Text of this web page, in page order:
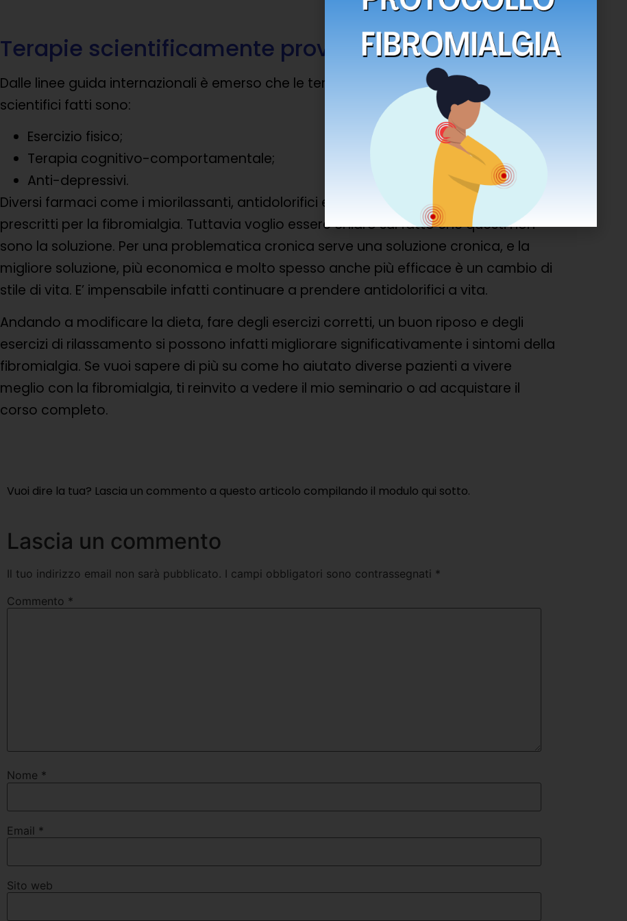
Terapie scientificamente provate
Dalle linee guida internazionali è emerso che le terapie più efficaci secondo gli studi
scientifici fatti sono:
Esercizio fisico;
Terapia cognitivo-comportamentale;
Anti-depressivi.
Diversi farmaci come i miorilassanti, antidolorifici e antiinfiammatori possono essere
prescritti per la fibromialgia. Tuttavia voglio essere chiaro sul fatto che questi non
sono la soluzione. Per una problematica cronica serve una soluzione cronica, e la
migliore soluzione, più economica e molto spesso anche più efficace è un cambio di
stile di vita. E’ impensabile infatti continuare a prendere antidolorifici a vita.
Andando a modificare la dieta, fare degli esercizi corretti, un buon riposo e degli
esercizi di rilassamento si possono infatti migliorare significativamente i sintomi della
fibromialgia. Se vuoi sapere di più su come ho aiutato diverse pazienti a vivere
meglio con la fibromialgia, ti reinvito a vedere il mio seminario o ad acquistare il
corso completo.
Vuoi dire la tua? Lascia un commento a questo articolo compilando il modulo qui sotto.
Lascia un commento
Il tuo indirizzo email non sarà pubblicato. I campi obbligatori sono contrassegnati *
Commento *
Nome *
Email *
Sito web